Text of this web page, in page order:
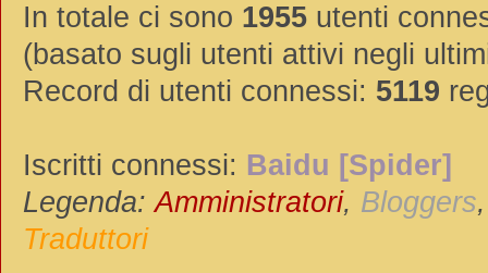
In totale ci sono 1955 utenti
(basato sugli utenti attivi negli
Record di utenti connessi: 5119
Iscritti connessi: Baidu [Spider]
Legenda:Amministratori, Bloggers
Traduttori